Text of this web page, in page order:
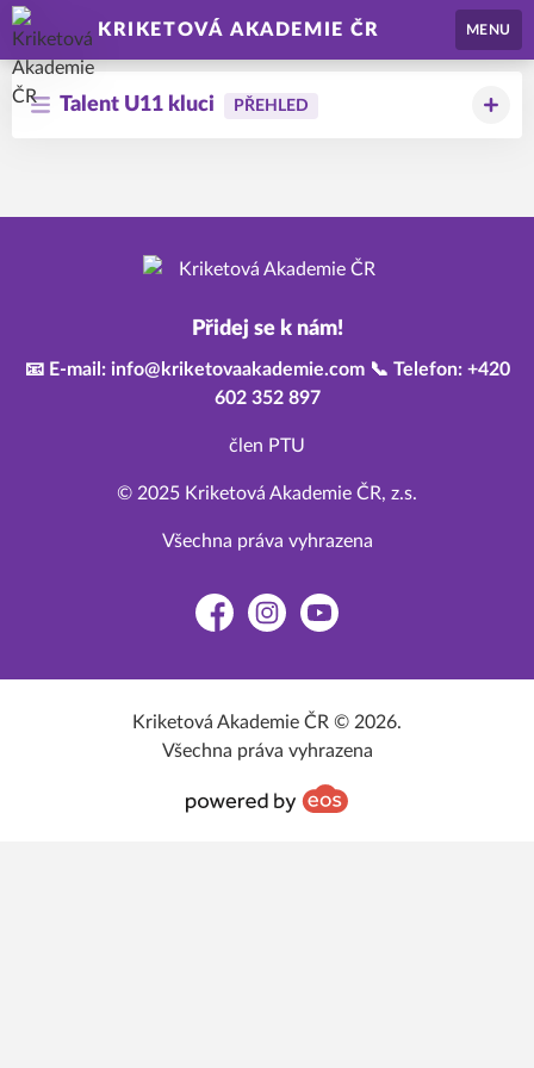
KRIKETOVÁ AKADEMIE ČR MENU
Talent U11 kluci PŘEHLED
Přidej se k nám!
📧 E-mail: info@kriketovaakademie.com 📞 Telefon: +420
602 352 897
člen PTU
© 2025 Kriketová Akademie ČR, z.s.
Všechna práva vyhrazena
FacebookInstagramYouTube
Kriketová Akademie ČR © 2026.
Všechna práva vyhrazena